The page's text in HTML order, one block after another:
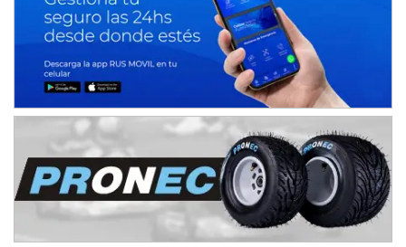
VICTORIENSE - F7
El Cerro (Tierra)
PATAGONICO - F6
Moto Club Reginense (Tierra)
Gral. E. Godoy (Río Negro)
CSK - F7
Juventud Unida (Tierra)
Humboldt (Santa Fe)